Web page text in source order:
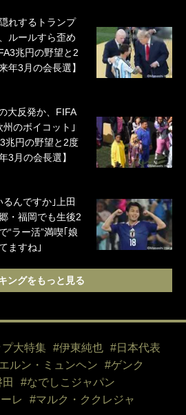
れするトランプ
ルールすら歪め
兆円の野望と2
年3月の会長選】
大反発か、FIFA
のボイコット｣
兆円の野望と2度
3月の会長選】
るんですか｣上田
・福岡でも生後2
“ラー活”満喫｢娘
ますね｣
ングをもっと見る
大特集 #伊東純也
#日本代表
ルン・ミュンヘン
#ゲンク
#なでしこジャパン
レ
#マルク・ククレジャ